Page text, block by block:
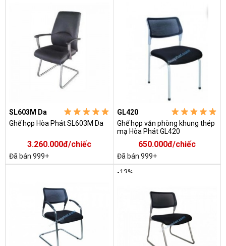
SL603M Da
Ghế họp Hòa Phát SL603M Da
3.260.000đ/chiếc
Đã bán 999+
GL420
Ghế họp văn phòng khung thép
mạ Hòa Phát GL420
650.000đ/chiếc
Đã bán 999+
-13%